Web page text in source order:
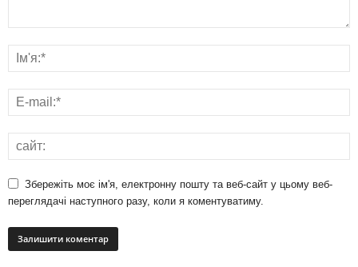
Збережіть моє ім'я, електронну пошту та веб-сайт у цьому веб-
переглядачі наступного разу, коли я коментуватиму.